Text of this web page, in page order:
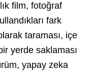
film, fotoğraf
fark
taraması, içe
yerde saklaması
yapay zeka